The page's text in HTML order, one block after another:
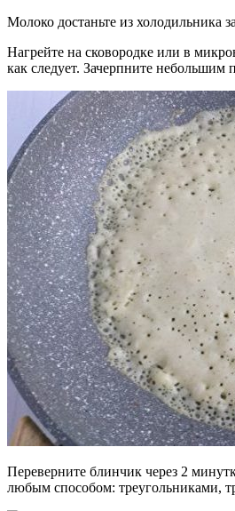
Молоко достаньте из холодильника
Нагрейте на сковородке или в
как следует. Зачерпните
Переверните блинчик через 2
любым способом: треугольниками,